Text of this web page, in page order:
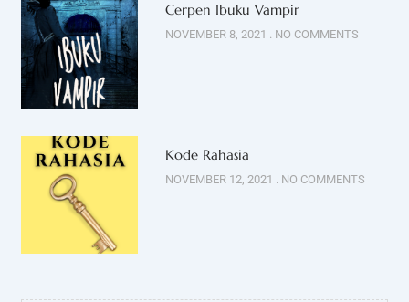
Cerpen Ibuku Vampir
NOVEMBER 8, 2021 NO COMMENTS
Kode Rahasia
NOVEMBER 12, 2021 NO COMMENTS